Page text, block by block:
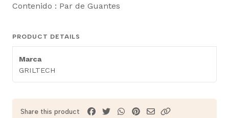
Contenido : Par de Guantes
PRODUCT DETAILS
Marca
GRILTECH
Share this product